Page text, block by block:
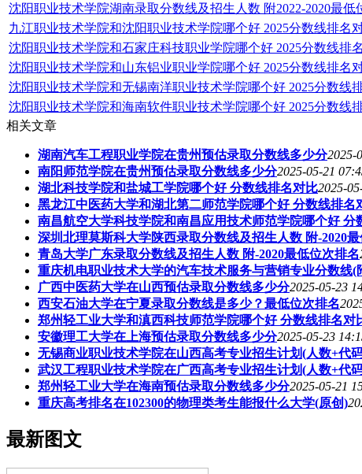
沈阳职业技术学院湖南录取分数线及招生人数 附2022-2020最低
九江职业技术学院和沈阳职业技术学院哪个好 2025分数线排名
沈阳职业技术学院和石家庄科技职业学院哪个好 2025分数线排
沈阳职业技术学院和山东铝业职业学院哪个好 2025分数线排名
沈阳职业技术学院和无锡南洋职业技术学院哪个好 2025分数线
沈阳职业技术学院和海南软件职业技术学院哪个好 2025分数线
相关文章
湖南汽车工程职业学院在贵州预估录取分数线多少分2025-
南阳师范学院在贵州预估录取分数线多少分2025-05-21
湖北科技学院和盐城工学院哪个好 分数线排名对比2025-
黑龙江中医药大学和湖北第二师范学院哪个好 分数线排名
南昌航空大学科技学院和南昌应用技术师范学院哪个好 分
深圳北理莫斯科大学陕西录取分数线及招生人数 附-2020
青岛大学广东录取分数线及招生人数 附-2020最低位次排名
重庆机电职业技术大学的汽车技术服务与营销专业分数线(
广西中医药大学在山西预估录取分数线多少分2025-05-23
西安石油大学在宁夏录取分数线是多少？最低位次排名
郑州轻工业大学和滇西科技师范学院哪个好 分数线排名对
安徽理工大学在上海预估录取分数线多少分2025-05-23
无锡商业职业技术学院在山西高考专业招生计划(人数+代
武汉工程职业技术学院在广西高考专业招生计划(人数+代
郑州轻工业大学在海南预估录取分数线多少分2025-05-21
重庆高考排名在102300的物理类考生能报什么大学(原创)
最新图文